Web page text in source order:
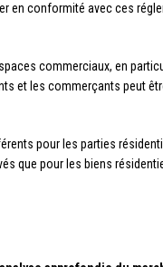
en conformité avec ces
commerciaux, en
et les commerçants peut
pour les parties
que pour les biens